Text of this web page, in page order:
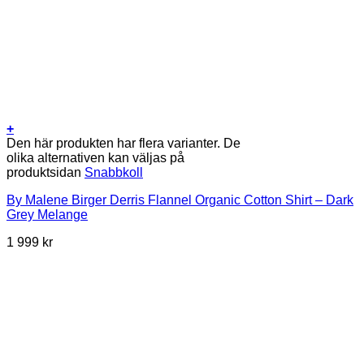
+
Den här produkten har flera varianter. De
olika alternativen kan väljas på
produktsidan Snabbkoll
By Malene Birger Derris Flannel Organic Cotton Shirt – Dark
Grey Melange
1 999 kr